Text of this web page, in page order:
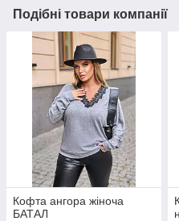
Подібні товари компанії
Кофта ангора жіноча
БАТАЛ